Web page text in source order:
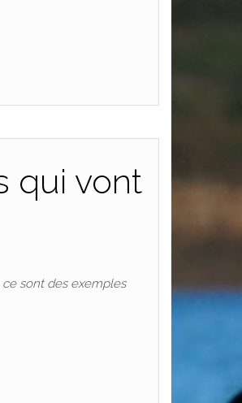
qui vont
ce sont des exemples